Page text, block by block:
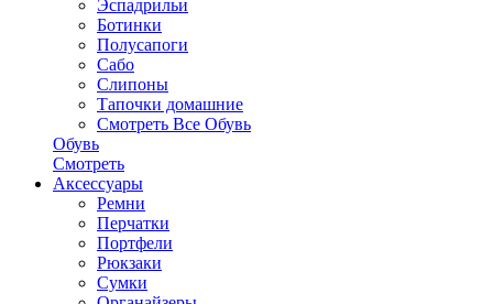
Эспадрильи
Ботинки
Полусапоги
Сабо
Слипоны
Тапочки домашние
Смотреть Все Обувь
Обувь
Смотреть
Аксесcуары
Ремни
Перчатки
Портфели
Рюкзаки
Сумки